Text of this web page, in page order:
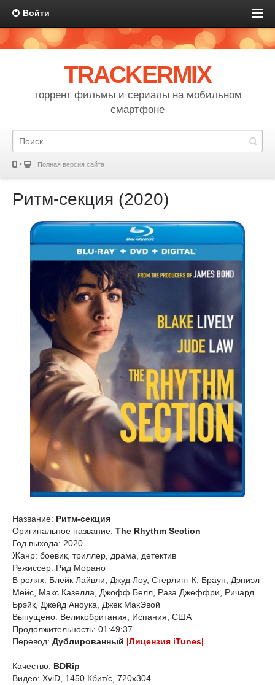
Войти
TRACKERMIX
торрент фильмы и сериалы на мобильном
смартфоне
Полная версия сайта
Ритм-секция (2020)
Название: Ритм-секция
Оригинальное название: The Rhythm Section
Год выхода: 2020
Жанр: боевик, триллер, драма, детектив
Режиссер: Рид Морано
В ролях: Блейк Лайвли, Джуд Лоу, Стерлинг К. Браун, Дэниэл
Мейс, Макс Казелла, Джофф Белл, Раза Джеффри, Ричард
Брэйк, Джейд Аноука, Джек МакЭвой
Выпущено: Великобритания, Испания, США
Продолжительность: 01:49:37
Перевод: Дублированный |Лицензия iTunes|
Качество: BDRip
Видео: XviD, 1450 Кбит/с, 720x304